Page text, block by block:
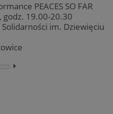
PEACES SO FAR
godz. 19.00-20.30
im. Dziewięciu
⏵︎